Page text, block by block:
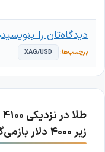
XAG/USD
دیدگاه‌تان را بنویسید
زیر ۴۰۰۰ دلار بازمی‌گردد؟